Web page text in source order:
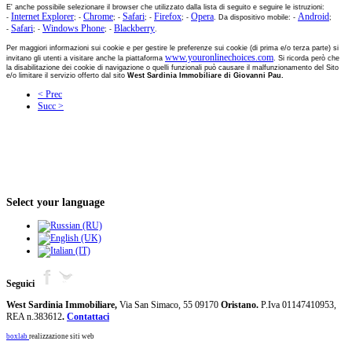
E' anche possibile selezionare il browser che utilizzato dalla lista di seguito e seguire le istruzioni:
- Internet Explorer; - Chrome; - Safari; - Firefox; - Opera. Da dispositivo mobile: - Android;
- Safari; - Windows Phone; - Blackberry.
Per maggiori informazioni sui cookie e per gestire le preferenze sui cookie (di prima e/o terza parte) si
invitano gli utenti a visitare anche la piattaforma www.youronlinechoices.com. Si ricorda però che
la disabilitazione dei cookie di navigazione o quelli funzionali può causare il malfunzionamento del Sito
e/o limitare il servizio offerto dal sito West Sardinia Immobiliare di Giovanni Pau.
< Prec
Succ >
Select your language
Seguici
West Sardinia Immobiliare, Via San Simaco, 55 09170 Oristano. P.Iva 01147410953,
REA n.383612. Contattaci
boxlab realizzazione siti web